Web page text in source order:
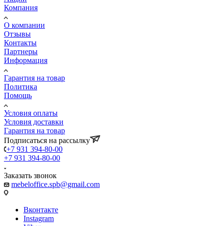
Компания
О компании
Отзывы
Контакты
Партнеры
Информация
Гарантия на товар
Политика
Помощь
Условия оплаты
Условия доставки
Гарантия на товар
Подписаться на рассылку
+7 931 394-80-00
+7 931 394-80-00
Заказать звонок
mebeloffice.spb@gmail.com
Вконтакте
Instagram